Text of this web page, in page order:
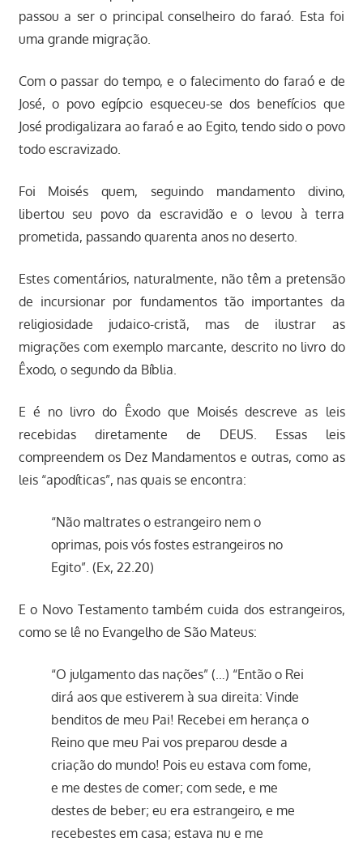
passou a ser o principal conselheiro do faraó. Esta foi
uma grande migração.
Com o passar do tempo, e o falecimento do faraó e de
José, o povo egípcio esqueceu-se dos benefícios que
José prodigalizara ao faraó e ao Egito, tendo sido o povo
todo escravizado.
Foi Moisés quem, seguindo mandamento divino,
libertou seu povo da escravidão e o levou à terra
prometida, passando quarenta anos no deserto.
Estes comentários, naturalmente, não têm a pretensão
de incursionar por fundamentos tão importantes da
religiosidade judaico-cristã, mas de ilustrar as
migrações com exemplo marcante, descrito no livro do
Êxodo, o segundo da Bíblia.
E é no livro do Êxodo que Moisés descreve as leis
recebidas diretamente de DEUS. Essas leis
compreendem os Dez Mandamentos e outras, como as
leis “apodíticas”, nas quais se encontra:
“Não maltrates o estrangeiro nem o
oprimas, pois vós fostes estrangeiros no
Egito”. (Ex, 22.20)
E o Novo Testamento também cuida dos estrangeiros,
como se lê no Evangelho de São Mateus:
“O julgamento das nações” (…) “Então o Rei
dirá aos que estiverem à sua direita: Vinde
benditos de meu Pai! Recebei em herança o
Reino que meu Pai vos preparou desde a
criação do mundo! Pois eu estava com fome,
e me destes de comer; com sede, e me
destes de beber; eu era estrangeiro, e me
recebestes em casa; estava nu e me